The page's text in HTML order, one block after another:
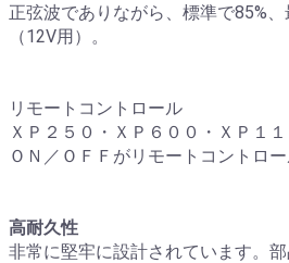
正弦波でありながら、標準で85%
（12V用）。
リモートコントロール
ＸＰ２５０・ＸＰ６００・ＸＰ１
ＯＮ／ＯＦＦがリモートコントロー
高耐久性
非常に堅牢に設計されています。